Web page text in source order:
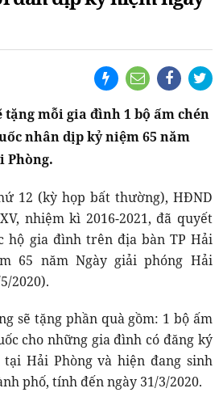
tặng mỗi gia đình 1 bộ ấm chén
nhân dịp kỷ niệm 65 năm
Phòng.
12 (kỳ họp bất thường), HĐND
nhiệm kì 2016-2021, đã quyết
hộ gia đình trên địa bàn TP Hải
65 năm Ngày giải phóng Hải
2020).
sẽ tặng phần quà gồm: 1 bộ ấm
cho những gia đình có đăng ký
Hải Phòng và hiện đang sinh
phố, tính đến ngày 31/3/2020.